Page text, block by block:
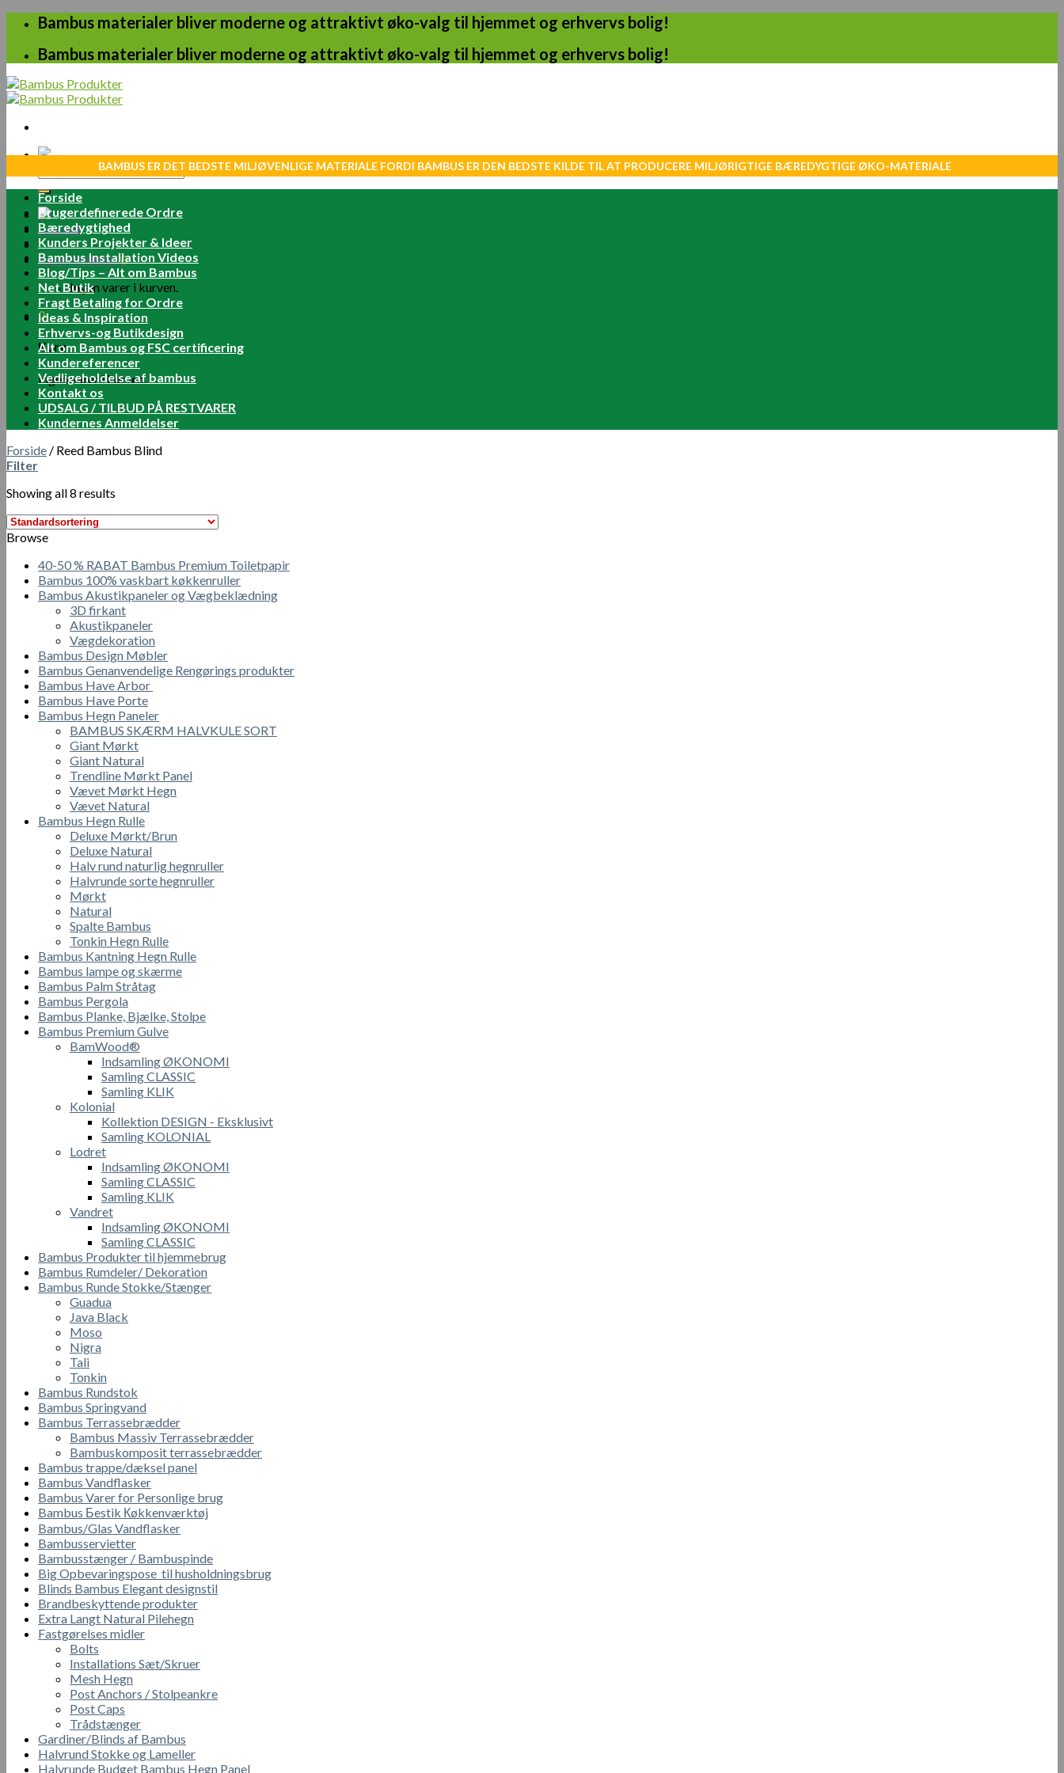
Skip
content
Bambus materialer bliver moderne og attraktivt øko-valg til hjemmet og erhvervs bolig!
Bambus materialer bliver moderne og attraktivt øko-valg til hjemmet og erhvervs bolig!
efter:
Log ind
Kurv /0.00kr.0
Ingen varer i kurven.
0
Kurv
Ingen varer i kurven.
BAMBUS ER DET BEDSTE MILJØVENLIGE MATERIALE FORDI BAMBUS ER DEN BEDSTE KILDE TIL AT PRODUCERE MILJØRIGTIGE BÆREDYGTIGE ØKO-MATERIALE
Forside
Brugerdefinerede Ordre
Bæredygtighed
Kunders Projekter & Ideer
Bambus Installation Videos
Blog/Tips – Alt om Bambus
Net Butik
Fragt Betaling for Ordre
Ideas & Inspiration
Erhvervs-og Butikdesign
Alt om Bambus og FSC certificering
Kundereferencer
Vedligeholdelse af bambus
Kontakt os
UDSALG / TILBUD PÅ RESTVARER
Kundernes Anmeldelser
Forside / Reed Bambus Blind
Filter
Showing all 8 results
Browse
40-50 % RABAT Bambus Premium Toiletpapir
Bambus 100% vaskbart køkkenruller
Bambus Akustikpaneler og Vægbeklædning
3D firkant
Akustikpaneler
Vægdekoration
Bambus Design Møbler
Bambus Genanvendelige Rengørings produkter
Bambus Have Arbor
Bambus Have Porte
Bambus Hegn Paneler
BAMBUS SKÆRM HALVKULE SORT
Giant Mørkt
Giant Natural
Trendline Mørkt Panel
Vævet Mørkt Hegn
Vævet Natural
Bambus Hegn Rulle
Deluxe Mørkt/Brun
Deluxe Natural
Halv rund naturlig hegnruller
Halvrunde sorte hegnruller
Mørkt
Natural
Spalte Bambus
Tonkin Hegn Rulle
Bambus Kantning Hegn Rulle
Bambus lampe og skærme
Bambus Palm Stråtag
Bambus Pergola
Bambus Planke, Bjælke, Stolpe
Bambus Premium Gulve
BamWood®
Indsamling ØKONOMI
Samling CLASSIC
Samling KLIK
Kolonial
Kollektion DESIGN - Eksklusivt
Samling KOLONIAL
Lodret
Indsamling ØKONOMI
Samling CLASSIC
Samling KLIK
Vandret
Indsamling ØKONOMI
Samling CLASSIC
Bambus Produkter til hjemmebrug
Bambus Rumdeler/ Dekoration
Bambus Runde Stokke/Stænger
Guadua
Java Black
Moso
Nigra
Tali
Tonkin
Bambus Rundstok
Bambus Springvand
Bambus Terrassebrædder
Bambus Massiv Terrassebrædder
Bambuskomposit terrassebrædder
Bambus trappe/dæksel panel
Bambus Vandflasker
Bambus Varer for Personlige brug
Bambus Бestik Кøkkenværktøj
Bambus/Glas Vandflasker
Bambusservietter
Bambusstænger / Bambuspinde
Big Opbevaringspose til husholdningsbrug
Blinds Bambus Elegant designstil
Brandbeskyttende produkter
Extra Langt Natural Pilehegn
Fastgørelses midler
Bolts
Installations Sæt/Skruer
Mesh Hegn
Post Anchors / Stolpeankre
Post Caps
Trådstænger
Gardiner/Blinds af Bambus
Halvrund Stokke og Lameller
Halvrunde Budget Bambus Hegn Panel